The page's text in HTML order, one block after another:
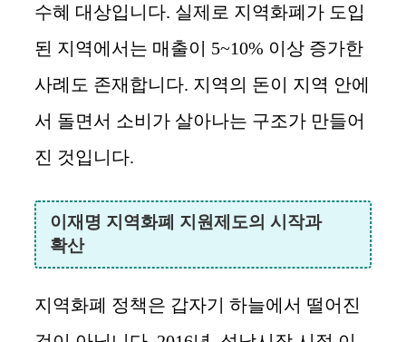
수혜 대상입니다. 실제로 지역화폐가 도입
된 지역에서는 매출이 5~10% 이상 증가한
사례도 존재합니다. 지역의 돈이 지역 안에
서 돌면서 소비가 살아나는 구조가 만들어
진 것입니다.
이재명 지역화폐 지원제도의 시작과
확산
지역화폐 정책은 갑자기 하늘에서 떨어진